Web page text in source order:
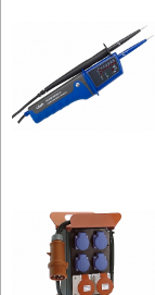
OSPRZĘT
AGREGATY
ODZIEŻ
ROBOCZA